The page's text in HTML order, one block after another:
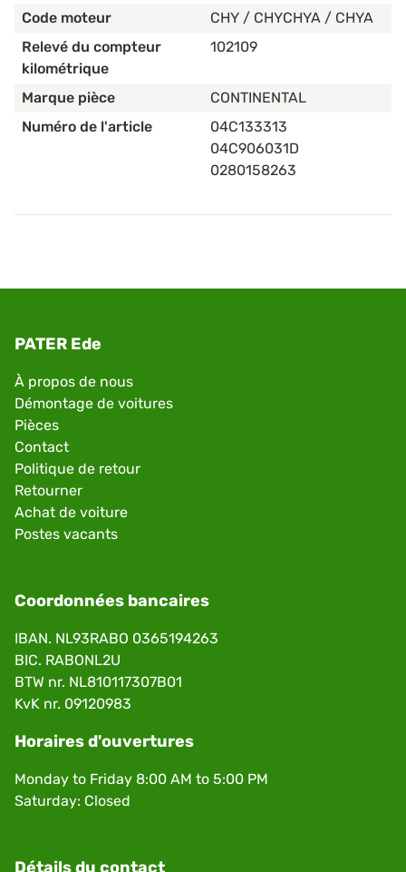
Code moteur
CHY / CHYCHYA / CHYA
Relevé du compteur
kilométrique
102109
Marque pièce
CONTINENTAL
Numéro de l'article
04C133313
04C906031D
0280158263
PATER Ede
À propos de nous
Démontage de voitures
Pièces
Contact
Politique de retour
Retourner
Achat de voiture
Postes vacants
Coordonnées bancaires
IBAN. NL93RABO 0365194263
BIC. RABONL2U
BTW nr. NL810117307B01
KvK nr. 09120983
Horaires d'ouvertures
Monday to Friday 8:00 AM to 5:00 PM
Saturday: Closed
Détails du contact